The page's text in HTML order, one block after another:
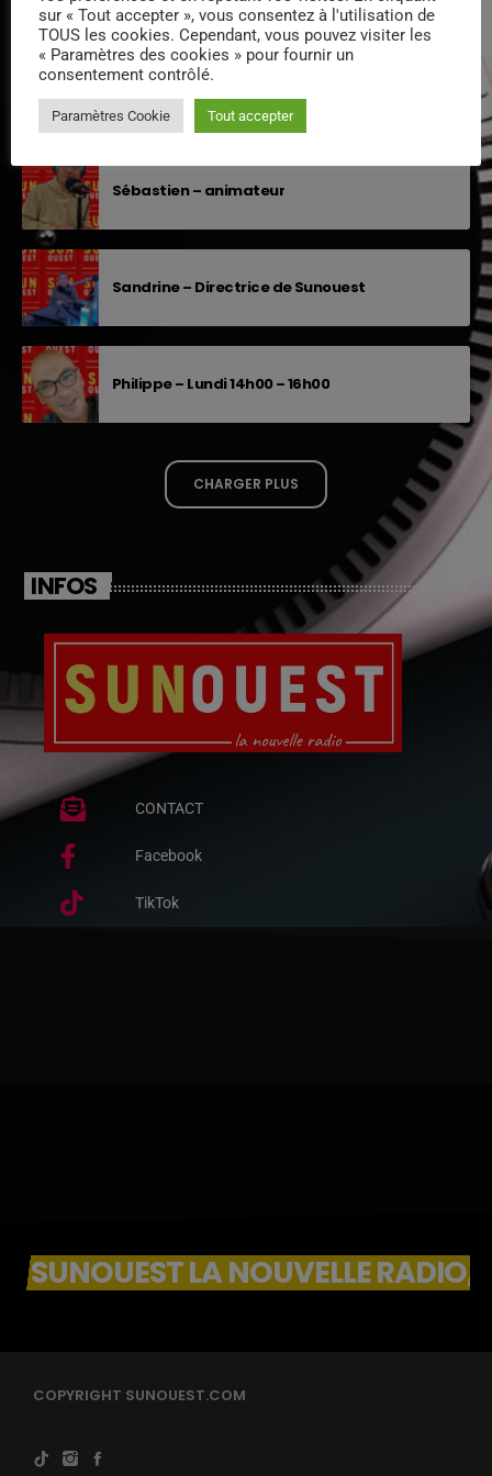
Stéphanie – Animatrice-Réalisatrice
Sébastien – animateur
Sandrine – Directrice de Sunouest
Philippe – Lundi 14h00 – 16h00
CHARGER PLUS
INFOS
CONTACT
Facebook
TikTok
SUNOUEST LA NOUVELLE RADIO,
COPYRIGHT SUNOUEST.COM
sur « Tout accepter », vous consentez à l'utilisation de
TOUS les cookies. Cependant, vous pouvez visiter les
« Paramètres des cookies » pour fournir un
consentement contrôlé.
Paramètres Cookie Tout accepter